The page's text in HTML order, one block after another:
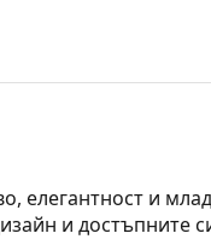
елегантност и
и достъпните